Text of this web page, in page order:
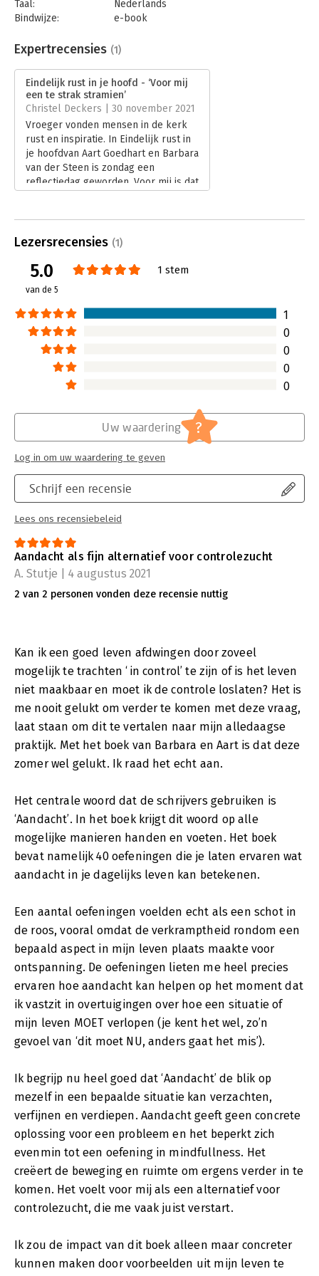
Taal:
Nederlands
Bindwijze:
e-book
Bestandsformaat:
epub
Uitgever:
Druk:
1
Verschijningsdatum:
21-6-2021
Hoofdrubriek: Psychologie
Expertrecensies (1)
Eindelijk rust in je hoofd - ‘Voor mij
een te strak stramien’
Christel Deckers | 30 november 2021
Vroeger vonden mensen in de kerk
rust en inspiratie. In Eindelijk rust in
je hoofdvan Aart Goedhart en Barbara
van der Steen is zondag een
reflectiedag geworden. Voor mij is dat
Lezersrecensies (1)
5.0
van de 5
1 stem
1
0
0
0
0
Schrijf een recensie
Lees ons recensiebeleid
Uw waardering ?
Log in om uw waardering te geven
Aandacht als fijn alternatief voor controlezucht
A. Stutje | 4 augustus 2021
2 van 2 personen vonden deze recensie nuttig
Kan ik een goed leven afdwingen door zoveel
mogelijk te trachten ‘in control’ te zijn of is het leven
niet maakbaar en moet ik de controle loslaten? Het is
me nooit gelukt om verder te komen met deze vraag,
laat staan om dit te vertalen naar mijn alledaagse
praktijk. Met het boek van Barbara en Aart is dat deze
zomer wel gelukt. Ik raad het echt aan.
Het centrale woord dat de schrijvers gebruiken is
‘Aandacht’. In het boek krijgt dit woord op alle
mogelijke manieren handen en voeten. Het boek
bevat namelijk 40 oefeningen die je laten ervaren wat
aandacht in je dagelijks leven kan betekenen.
Een aantal oefeningen voelden echt als een schot in
de roos, vooral omdat de verkramptheid rondom een
bepaald aspect in mijn leven plaats maakte voor
ontspanning. De oefeningen lieten me heel precies
ervaren hoe aandacht kan helpen op het moment dat
ik vastzit in overtuigingen over hoe een situatie of
mijn leven MOET verlopen (je kent het wel, zo’n
gevoel van ‘dit moet NU, anders gaat het mis’).
Ik begrijp nu heel goed dat ‘Aandacht’ de blik op
mezelf in een bepaalde situatie kan verzachten,
verfijnen en verdiepen. Aandacht geeft geen concrete
oplossing voor een probleem en het beperkt zich
evenmin tot een oefening in mindfullness. Het
creëert de beweging en ruimte om ergens verder in te
komen. Het voelt voor mij als een alternatief voor
controlezucht, die me vaak juist verstart.
Ik zou de impact van dit boek alleen maar concreter
kunnen maken door voorbeelden uit mijn leven te